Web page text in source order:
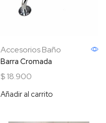
Accesorios Baño
Barra Cromada
$18.900
Añadir al carrito